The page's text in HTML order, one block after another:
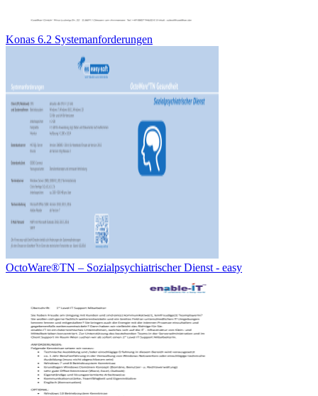
Konas 6.2 Systemanforderungen
OctoWare®TN – Sozialpsychiatrischer Dienst - easy